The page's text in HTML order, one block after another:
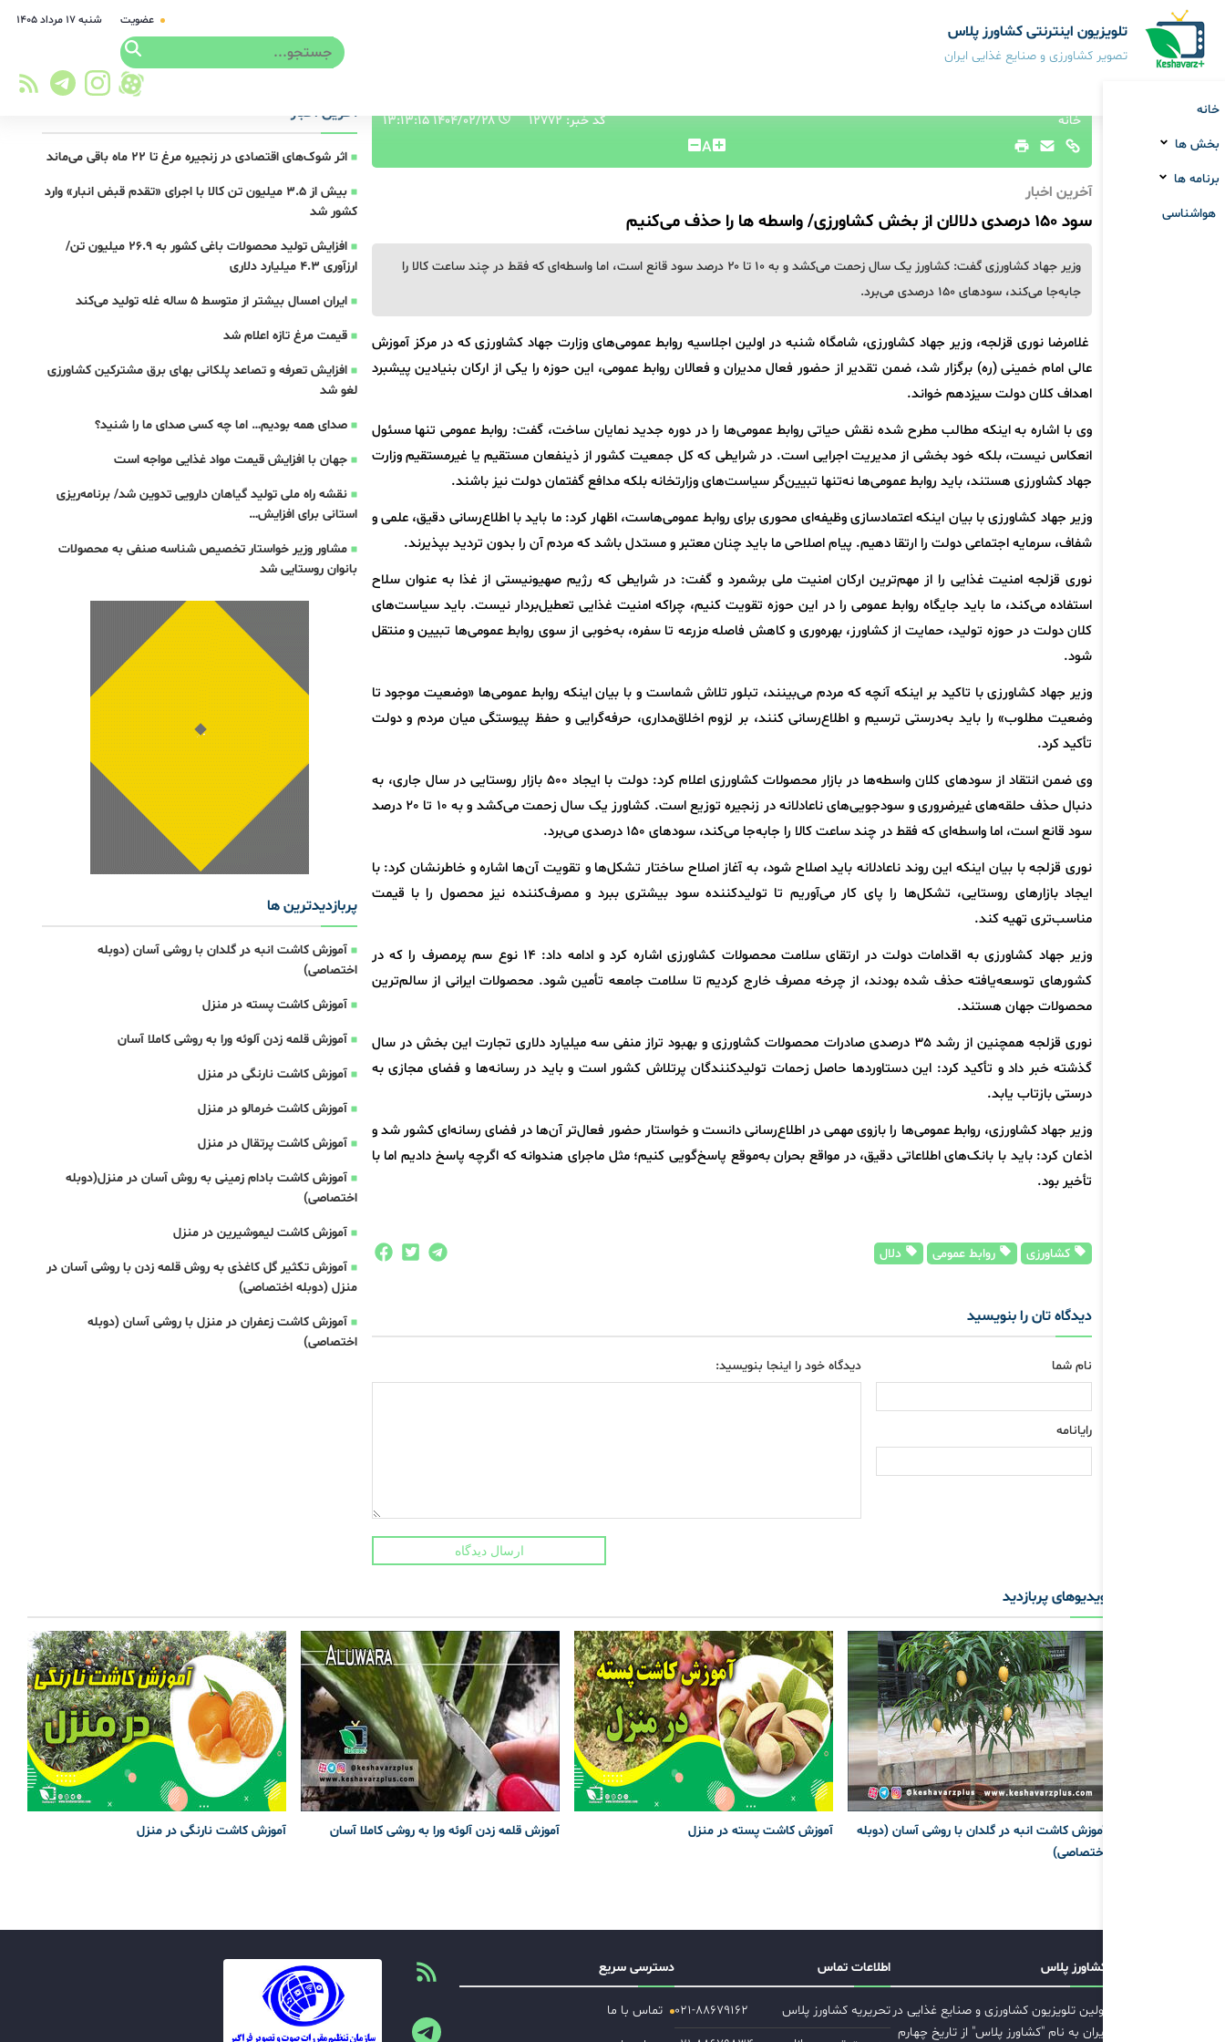
تلویزیون اینترنتی کشاورز پلاس
تصویر کشاورزی و صنایع غذایی ایران
عضویت شنبه ۱۷ مرداد ۱۴۰۵
خانه
بخش ها
برنامه ها
هواشناسی
خانه کد خبر: 12772 ۱۴۰۴/۰۲/۲۸ ۱۳:۱۳:۱۵
A
آخرین اخبار
سود ۱۵۰ درصدی دلالان از بخش کشاورزی/ واسطه ها را حذف می‌کنیم
وزیر جهاد کشاورزی گفت: کشاورز یک سال زحمت می‌کشد و به ۱۰ تا ۲۰ درصد سود قانع است، اما واسطه‌ای که فقط در چند ساعت کالا را
جابه‌جا می‌کند، سودهای ۱۵۰ درصدی می‌برد.
غلامرضا نوری قزلجه، وزیر جهاد کشاورزی، شامگاه شنبه در اولین اجلاسیه روابط عمومی‌های وزارت جهاد کشاورزی که در مرکز آموزش
عالی امام خمینی (ره) برگزار شد، ضمن تقدیر از حضور فعال مدیران و فعالان روابط عمومی، این حوزه را یکی از ارکان بنیادین پیشبرد
اهداف کلان دولت سیزدهم خواند.
وی با اشاره به اینکه مطالب مطرح شده نقش حیاتی روابط عمومی‌ها را در دوره جدید نمایان ساخت، گفت: روابط عمومی تنها مسئول
انعکاس نیست، بلکه خود بخشی از مدیریت اجرایی است. در شرایطی که کل جمعیت کشور از ذینفعان مستقیم یا غیرمستقیم وزارت
جهاد کشاورزی هستند، باید روابط عمومی‌ها نه‌تنها تبیین‌گر سیاست‌های وزارتخانه بلکه مدافع گفتمان دولت نیز باشند.
وزیر جهاد کشاورزی با بیان اینکه اعتمادسازی وظیفه‌ای محوری برای روابط عمومی‌هاست، اظهار کرد: ما باید با اطلاع‌رسانی دقیق، علمی و
شفاف، سرمایه اجتماعی دولت را ارتقا دهیم. پیام اصلاحی ما باید چنان معتبر و مستدل باشد که مردم آن را بدون تردید بپذیرند.
نوری قزلجه امنیت غذایی را از مهم‌ترین ارکان امنیت ملی برشمرد و گفت: در شرایطی که رژیم صهیونیستی از غذا به عنوان سلاح
استفاده می‌کند، ما باید جایگاه روابط عمومی را در این حوزه تقویت کنیم، چراکه امنیت غذایی تعطیل‌بردار نیست. باید سیاست‌های
کلان دولت در حوزه تولید، حمایت از کشاورز، بهره‌وری و کاهش فاصله مزرعه تا سفره، به‌خوبی از سوی روابط عمومی‌ها تبیین و منتقل
شود.
وزیر جهاد کشاورزی با تاکید بر اینکه آنچه که مردم می‌بینند، تبلور تلاش شماست و با بیان اینکه روابط عمومی‌ها «وضعیت موجود تا
وضعیت مطلوب» را باید به‌درستی ترسیم و اطلاع‌رسانی کنند، بر لزوم اخلاق‌مداری، حرفه‌گرایی و حفظ پیوستگی میان مردم و دولت
تأکید کرد.
وی ضمن انتقاد از سودهای کلان واسطه‌ها در بازار محصولات کشاورزی اعلام کرد: دولت با ایجاد 500 بازار روستایی در سال جاری، به
دنبال حذف حلقه‌های غیرضروری و سودجویی‌های ناعادلانه در زنجیره توزیع است. کشاورز یک سال زحمت می‌کشد و به 10 تا 20 درصد
سود قانع است، اما واسطه‌ای که فقط در چند ساعت کالا را جابه‌جا می‌کند، سودهای 150 درصدی می‌برد.
نوری قزلجه با بیان اینکه این روند ناعادلانه باید اصلاح شود، به آغاز اصلاح ساختار تشکل‌ها و تقویت آن‌ها اشاره و خاطرنشان کرد: با
ایجاد بازارهای روستایی، تشکل‌ها را پای کار می‌آوریم تا تولیدکننده سود بیشتری ببرد و مصرف‌کننده نیز محصول را با قیمت
مناسب‌تری تهیه کند.
وزیر جهاد کشاورزی به اقدامات دولت در ارتقای سلامت محصولات کشاورزی اشاره کرد و ادامه داد: 14 نوع سم پرمصرف را که در
کشورهای توسعه‌یافته حذف شده بودند، از چرخه مصرف خارج کردیم تا سلامت جامعه تأمین شود. محصولات ایرانی از سالم‌ترین
محصولات جهان هستند.
نوری قزلجه همچنین از رشد 35 درصدی صادرات محصولات کشاورزی و بهبود تراز منفی سه میلیارد دلاری تجارت این بخش در سال
گذشته خبر داد و تأکید کرد: این دستاوردها حاصل زحمات تولیدکنندگان پرتلاش کشور است و باید در رسانه‌ها و فضای مجازی به
درستی بازتاب یابد.
وزیر جهاد کشاورزی، روابط عمومی‌ها را بازوی مهمی در اطلاع‌رسانی دانست و خواستار حضور فعال‌تر آن‌ها در فضای رسانه‌ای کشور شد و
اذعان کرد: باید با بانک‌های اطلاعاتی دقیق، در مواقع بحران به‌موقع پاسخ‌گویی کنیم؛ مثل ماجرای هندوانه که اگرچه پاسخ دادیم اما با
تأخیر بود.
کشاورزی روابط عمومی دلال
دیدگاه تان را بنویسید
نام شما
رایانامه
دیدگاه خود را اینجا بنویسید:
ارسال دیدگاه
آخرین اخبار
اثر شوک‌های اقتصادی در زنجیره مرغ تا 22 ماه باقی می‌ماند
بیش از ۳.۵ میلیون تن کالا با اجرای «تقدم قبض انبار» وارد
کشور شد
افزایش تولید محصولات باغی کشور به ۲۶.۹ میلیون تن/
ارزآوری ۴.۳ میلیارد دلاری
ایران امسال بیشتر از متوسط 5 ساله غله تولید می‌کند
قیمت مرغ تازه اعلام شد
افزایش تعرفه و تصاعد پلکانی بهای برق مشترکین کشاورزی
لغو شد
صدای همه بودیم… اما چه کسی صدای ما را شنید؟
جهان با افزایش قیمت مواد غذایی مواجه است
نقشه راه ملی تولید گیاهان دارویی تدوین شد/ برنامه‌ریزی
استانی برای افزایش…
مشاور وزیر خواستار تخصیص شناسه صنفی به محصولات
بانوان روستایی شد
پربازدیدترین ها
آموزش کاشت انبه در گلدان با روشی آسان (دوبله
اختصاصی)
آموزش کاشت پسته در منزل
آموزش قلمه زدن آلوئه ورا به روشی کاملا آسان
آموزش کاشت نارنگی در منزل
آموزش کاشت خرمالو در منزل
آموزش کاشت پرتقال در منزل
آموزش کاشت بادام زمینی به روش آسان در منزل(دوبله
اختصاصی)
آموزش کاشت لیموشیرین در منزل
آموزش تکثیر گل کاغذی به روش قلمه زدن با روشی آسان در
منزل (دوبله اختصاصی)
آموزش کاشت زعفران در منزل با روشی آسان (دوبله
اختصاصی)
ویدیوهای پربازدید
آموزش کاشت انبه در گلدان با روشی آسان (دوبله
اختصاصی)
آموزش کاشت پسته در منزل آموزش قلمه زدن آلوئه ورا به روشی کاملا آسان آموزش کاشت نارنگی در منزل
کشاورز پلاس
اولین تلویزیون کشاورزی و صنایع غذایی در
ایران به نام "کشاورز پلاس" از تاریخ چهارم
اطلاعات تماس
تحریریه کشاورز پلاس
۰۲۱-۸۸۶۷۹۱۶۲
دسترسی سریع
تماس با ما